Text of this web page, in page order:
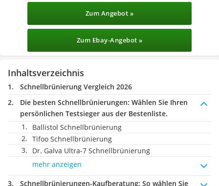
Zum Angebot »
Zum Ebay-Angebot »
Inhaltsverzeichnis
Schnellbrünierung Vergleich 2026
Die besten Schnellbrünierungen: Wählen Sie Ihren
persönlichen Testsieger aus der Bestenliste.
Ballistol Schnellbrünierung
Tifoo Schnellbrünierung
Dr. Galva Ultra-7 Schnellbrünierung
mehr anzeigen
Schnellbrünierungen-Kaufberatung: So wählen Sie